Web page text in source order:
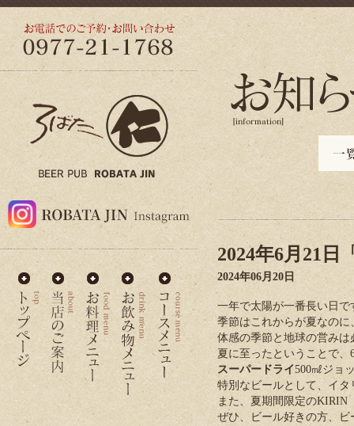
2024年6月21日
2024年06月20日
一年で太陽が一番長い日
季節はこれからが夏なの
体感の季節と地球の営み
夏に至ったということで、
スーパードライ500㎖ジョ
特別なビールとして、イタ
また、夏期間限定のKIRIN
ぜひ、ビール好きの方、